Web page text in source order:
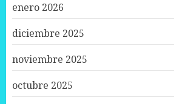
enero 2026
diciembre 2025
noviembre 2025
octubre 2025